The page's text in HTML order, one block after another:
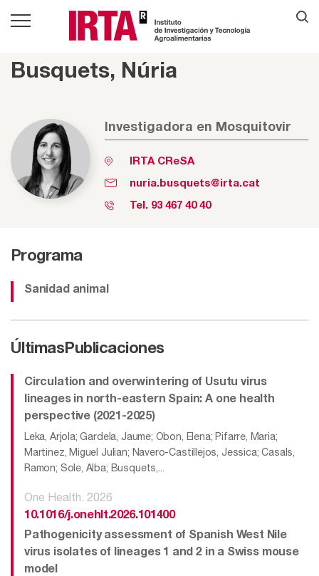
Busquets, Núria
Investigadora en Mosquitovir
IRTA CReSA
nuria.busquets@irta.cat
Tel. 93 467 40 40
Programa
Sanidad animal
Últimas Publicaciones
Circulation and overwintering of Usutu virus
lineages in north-eastern Spain: A one health
perspective (2021-2025)
Leka, Arjola; Gardela, Jaume; Obon, Elena; Pifarre, Maria;
Martinez, Miguel Julian; Navero-Castillejos, Jessica; Casals,
Ramon; Sole, Alba; Busquets,...
One Health. 2026
10.1016/j.onehlt.2026.101400
Pathogenicity assessment of Spanish West Nile
virus isolates of lineages 1 and 2 in a Swiss mouse
model